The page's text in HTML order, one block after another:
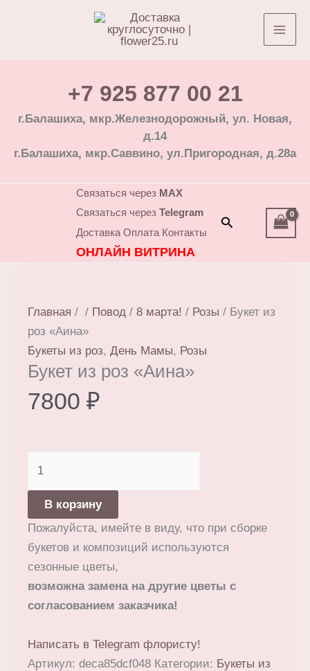
+7 925 877 00 21
г.Балашиха, мкр.Железнодорожный, ул. Новая,
д.14
г.Балашиха, мкр.Саввино, ул.Пригородная, д.28а
Связаться через MAX
Связаться черезTelegram
Доставка Оплата Контакты
ОНЛАЙН ВИТРИНА
Поиск
Главная / / Повод / 8 марта! / Розы / Букет из
роз «Аина»
Букеты из роз, День Мамы, Розы
Букет из роз «Аина»
7800 ₽
Букет
из
«Аина»
В корзину
Пожалуйста, имейте в виду, что при сборке
букетов и композиций используются
сезонные цветы,
возможна замена на другие цветы с
согласованием заказчика!
Написать в Telegram флористу!
Артикул: deca85dcf048 Категории: Букеты из